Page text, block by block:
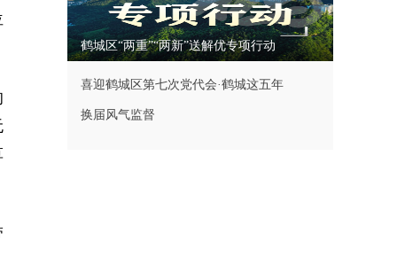
鹤城区“两重”“两新”送解优专项行动
喜迎鹤城区第七次党代会·鹤城这五年
换届风气监督